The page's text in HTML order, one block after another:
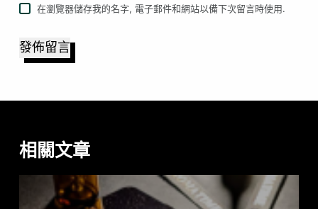
在瀏覽器儲存我的名字, 電子郵件和網站以備下次留言時使用.
發佈留言
相關文章